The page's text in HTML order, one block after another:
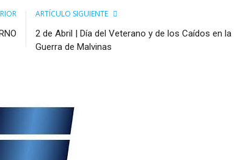
ARTÍCULO SIGUIENTE
2 de Abril | Día del Veterano y de los Caídos en la
Guerra de Malvinas